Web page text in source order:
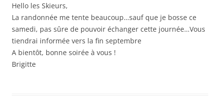
Hello les Skieurs,
La randonnée me tente beaucoup…sauf que je bosse ce
samedi, pas sûre de pouvoir échanger cette journée…Vous
tiendrai informée vers la fin septembre
A bientôt, bonne soirée à vous !
Brigitte